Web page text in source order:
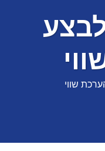
שווי